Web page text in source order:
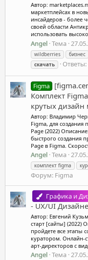
Автор:
маркетплейсах в
инсайдеров - более
своей области
использовать
Angel Тема
wildberries
бизнес
скачать
Ответы:
Figma
Комплект
крутых дизайн
Автор: Владимир
Figma, для создания
Page (2022)
быстрого создания
Page в Figma.
Angel Тема
комплект figma
Форум: Figma
Графика и
- UX/UI
Автор: Евгений
старт [сайты] (2022)
пройдете все этапы
куратором.
арт‑директоров с
Angel Тема